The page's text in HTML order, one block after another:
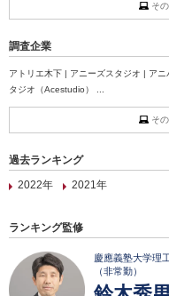
その
調査企業
アトリエ木下 | アニーズスタジオ | ア
タジオ（Acestudio） ...
その
過去ランキング
2022年
2021年
ランキング監修
慶應義塾大学理
（非常勤）